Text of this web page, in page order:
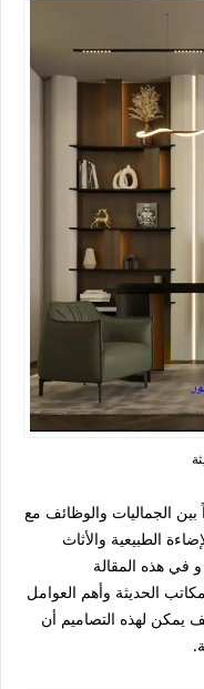
الجماليات والوظائف مع
الطبيعية والأثاث
و في هذه المقالة
الحديثة وأهم العوامل
يمكن لهذه التصاميم أن